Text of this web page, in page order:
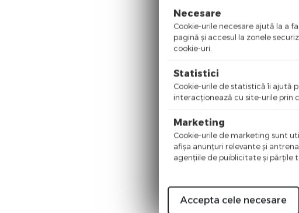
Necesare
Cookie-urile necesare ajută la a
pagină şi accesul la zonele
cookie-uri.
Statistici
Cookie-urile de statistică îi ajută
interacţionează cu site-urile prin
Marketing
Cookie-urile de marketing sunt
afişa anunţuri relevante şi
agenţiile de puiblicitate şi părţile
Accepta cele necesare